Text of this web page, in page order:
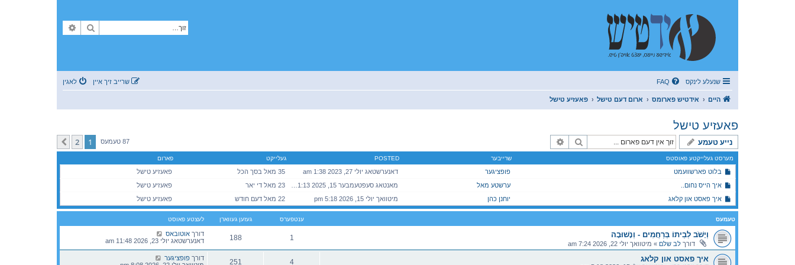
זוך
שנעלע לינקס FAQ לאגין שרייב זיך איין
היים אידטיש פארומס ארום דעם טישל פאעזיע טישל
פאעזיע טישל
נייע טעמע זוך 87 טעמעס 1
2
קומענדיגע
מערסט געלייקטע פאוסטס שרייבער POSTED געלייקט פארום
בלוט פארשוועמט פופציגער דאנערשטאג יולי 27, 2023 1:38 am 35 מאל בסך הכל
פאעזיע טישל
איך הייס נחום..
ערשטע מאל 23 מאל די יאר
פאעזיע טישל
איך פאסט און קלאג
יוחנן כהן מיטוואך יולי 15, 2026 5:18 pm 22 מאל דעם חודש פאעזיע טישל
טעמעס ענטפערס געזען געווארן לעצטע פאוסט
וְיָשֹׁב לְבֵיתוֹ בְּרַחֲמִים - וְנָשׁוּבָה
דורך לב שלם » מיטוואך יולי 22, 2026 7:24 am
1
188 דורך אוטובאס
דאנערשטאג יולי 23, 2026 11:48 am
איך פאסט און קלאג 4
251 דורך פופציגער